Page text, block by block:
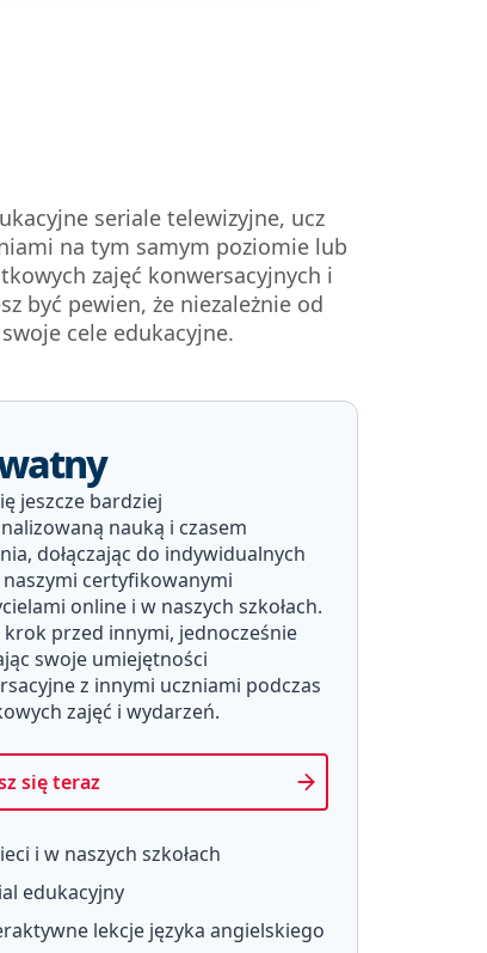
seriale telewizyjne, ucz
na tym samym poziomie lub
zajęć konwersacyjnych i
być pewien, że niezależnie od
cele edukacyjne.
jeszcze bardziej
nauką i czasem
dołączając do indywidualnych
naszymi certyfikowanymi
online i w naszych szkołach.
krok przed innymi, jednocześnie
swoje umiejętności
z innymi uczniami podczas
zajęć i wydarzeń.
się teraz
i w naszych szkołach
edukacyjny
lekcje języka angielskiego